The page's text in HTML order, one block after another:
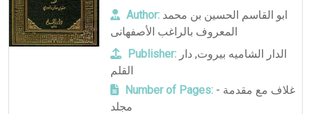
Author: ابو القاسم الحسين بن محمد
المعروف بالراغب الأصفهانى
Publisher:
الدار الشاميه بيروت, دار
القلم
Number of Pages:غلاف مع مقدمة -
مجلد